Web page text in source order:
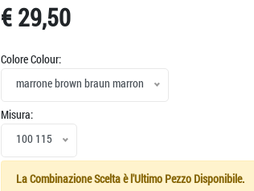
€ 29,50
Colore Colour:
marrone brown braun marron
Misura:
100 115
La Combinazione Scelta è l'Ultimo Pezzo Disponibile.